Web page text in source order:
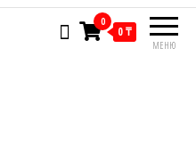
МЕНЮ
0
0 ₸